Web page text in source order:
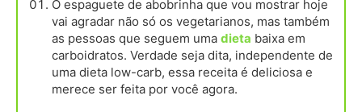
O espaguete de abobrinha que vou mostrar hoje
vai agradar não só os vegetarianos, mas também
as pessoas que seguem uma dieta baixa em
carboidratos. Verdade seja dita, independente de
uma dieta low-carb, essa receita é deliciosa e
merece ser feita por você agora.